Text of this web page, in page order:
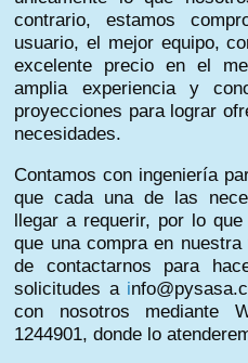
contrario, estamos
usuario, el mejor equipo,
excelente precio en el
amplia experiencia y
proyecciones para lograr
necesidades.
Contamos con ingeniería
que cada una de las
llegar a requerir, por lo
que una compra en
de contactarnos para
solicitudes a i
con nosotros mediante
1244901, donde lo